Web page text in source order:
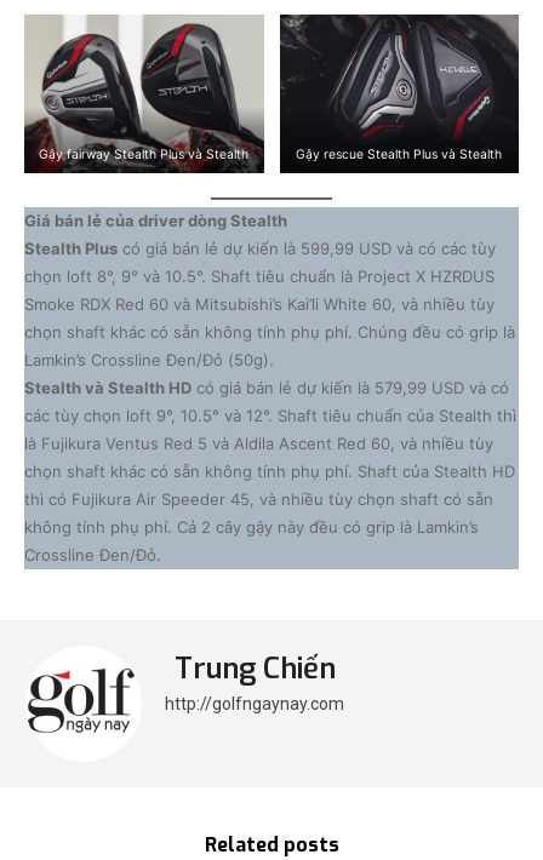
Gậy fairway Stealth Plus và Stealth Gậy rescue Stealth Plus và Stealth
Giá bán lẻ của driver dòng Stealth
Stealth Plus có giá bán lẻ dự kiến là 599,99 USD và có các tùy
chọn loft 8°, 9° và 10.5°. Shaft tiêu chuẩn là Project X HZRDUS
Smoke RDX Red 60 và Mitsubishi’s Kai’li White 60, và nhiều tùy
chọn shaft khác có sẵn không tính phụ phí. Chúng đều có grip là
Lamkin’s Crossline Đen/Đỏ (50g).
Stealth và Stealth HD có giá bán lẻ dự kiến là 579,99 USD và có
các tùy chọn loft 9°, 10.5° và 12°. Shaft tiêu chuẩn của Stealth thì
là Fujikura Ventus Red 5 và Aldila Ascent Red 60, và nhiều tùy
chọn shaft khác có sẵn không tính phụ phí. Shaft của Stealth HD
thì có Fujikura Air Speeder 45, và nhiều tùy chọn shaft có sẵn
không tính phụ phí. Cả 2 cây gậy này đều có grip là Lamkin’s
Crossline Đen/Đỏ.
Trung Chiến
http://golfngaynay.com
Related posts